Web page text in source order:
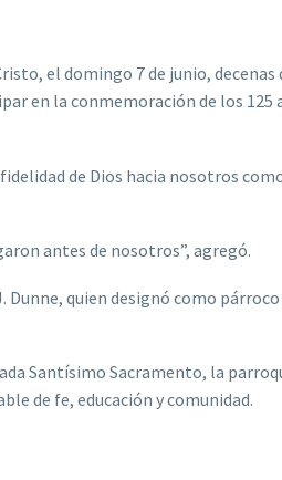
el domingo 7 de junio, decenas
en la conmemoración de los 125
de Dios hacia nosotros
antes de nosotros”, agregó.
quien designó como párroco
Santísimo Sacramento, la
de fe, educación y comunidad.